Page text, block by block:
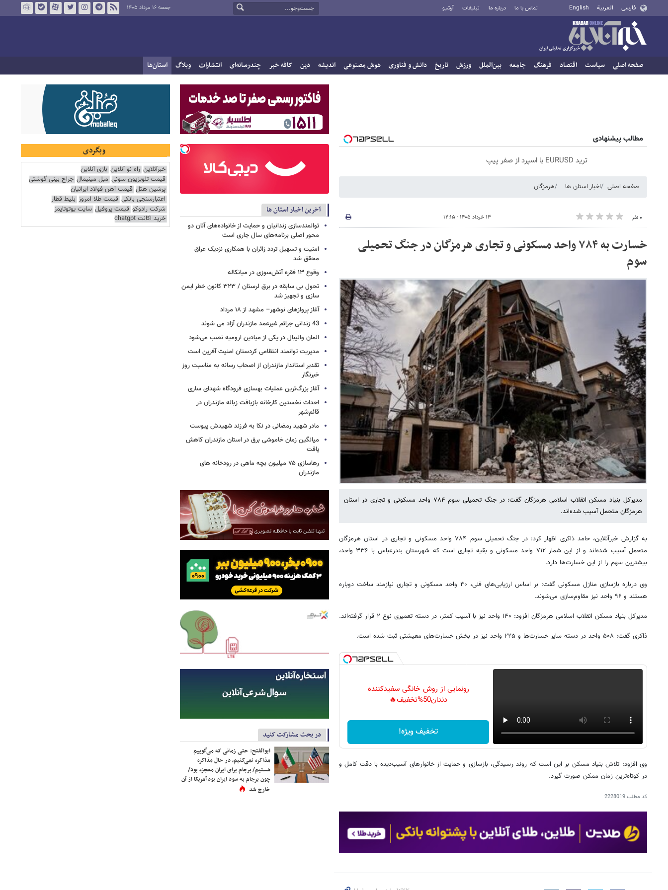
فارسی العربية English تماس با ما درباره ما تبلیغات آرشیو جمعه ۱۶ مرداد ۱۴۰۵
صفحه اصلی سیاست اقتصاد فرهنگ جامعه بین‌الملل ورزش تاریخ دانش و فناوری هوش مصنوعی اندیشه دین کافه خبر چندرسانه‌ای انتشارات وبلاگ استان‌ها
مطالب پیشنهادی
ترید EURUSD با اسپرد از صفر پیپ
صفحه اصلی اخبار استان ها هرمزگان
۰ نفر ۱۳ خرداد ۱۴۰۵ - ۱۲:۱۵
خسارت به ۷۸۴ واحد مسکونی و تجاری هرمزگان در جنگ تحمیلی
سوم
مدیرکل بنیاد مسکن انقلاب اسلامی هرمزگان گفت: در جنگ تحمیلی سوم ۷۸۴ واحد مسکونی و تجاری در استان
هرمزگان متحمل آسیب شده‌اند.
به گزارش خبرآنلاین، حامد ذاکری اظهار کرد: در جنگ تحمیلی سوم ۷۸۴ واحد مسکونی و تجاری در استان هرمزگان
متحمل آسیب شده‌اند و از این شمار ۷۱۲ واحد مسکونی و بقیه تجاری است که شهرستان بندرعباس با ۳۳۶ واحد،
بیشترین سهم را از این خسارت‌ها دارد.
وی درباره بازسازی منازل مسکونی گفت: بر اساس ارزیابی‌های فنی، ۴۰ واحد مسکونی و تجاری نیازمند ساخت دوباره
هستند و ۹۶ واحد نیز مقاوم‌سازی می‌شوند.
مدیرکل بنیاد مسکن انقلاب اسلامی هرمزگان افزود: ۱۴۰ واحد نیز با آسیب کمتر، در دسته تعمیری نوع ۲ قرار گرفته‌اند.
ذاکری گفت: ۵۰۸ واحد در دسته سایر خسارت‌ها و ۲۲۵ واحد نیز در بخش خسارت‌های معیشتی ثبت شده است.
رونمایی از روش خانگی سفیدکننده
دندان50%تخفیف🔥
تخفیف ویژه!
وی افزود: تلاش بنیاد مسکن بر این است که روند رسیدگی، بازسازی و حمایت از خانوارهای آسیب‌دیده با دقت کامل و
در کوتاه‌ترین زمان ممکن صورت گیرد.
کد مطلب2228019
آخرین اخبار استان ها
توانمندسازی زندانیان و حمایت از خانواده‌های آنان دو
محور اصلی برنامه‌های سال جاری است
امنیت و تسهیل تردد زائران با همکاری نزدیک عراق
محقق شد
وقوع ۱۳ فقره آتش‌سوزی در میانکاله
تحول بی سابقه در برق لرستان / ۳۲۳ کانون خطر ایمن
سازی و تجهیز شد
آغاز پروازهای نوشهر– مشهد از ۱۸ مرداد
43 زندانی جرائم غیرعمد مازندران آزاد می شوند
المان والیبال در یکی از میادین ارومیه نصب می‌شود
مدیریت توانمند انتظامی کردستان امنیت آفرین است
تقدیر استاندار مازندران از اصحاب رسانه به مناسبت روز
خبرنگار
آغاز بزرگ‌ترین عملیات بهسازی فرودگاه شهدای ساری
احداث نخستین کارخانه بازیافت زباله مازندران در
قائم‌شهر
مادر شهید رمضانی در نکا به فرزند شهیدش پیوست
میانگین زمان خاموشی برق در استان مازندران کاهش
یافت
رهاسازی ۷۵ میلیون بچه ماهی در رودخانه های
مازندران
در بحث مشارکت کنید
ابوالفتح: حتی زمانی که می‌گوییم
مذاکره نمی‌کنیم، در حال مذاکره
هستیم/ برجام برای ایران معجزه بود/
چون برجام به سود ایران بود آمریکا از آن
خارج شد
وبگردی
خبرآنلاین راه نو آنلاین بازی آنلاین
قیمت تلویزیون سونی مبل مینیمال جراح بینی گوشتی
پرشین هتل قیمت آهن فولاد ایرانیان
اعتبارسنجی بانکی قیمت طلا امروز بلیط قطار
شرکت رادوکو قیمت پروفیل سایت یوتوتایمز
خرید اکانت chatgpt